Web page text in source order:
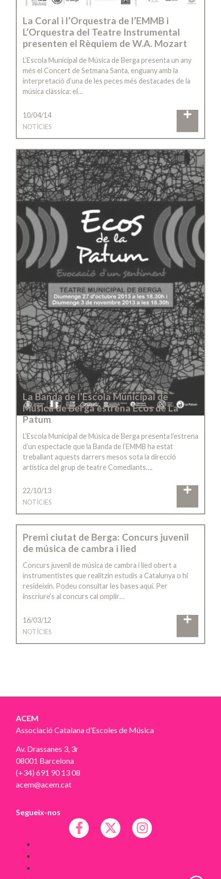
La Coral i l’Orquestra de l’EMMB i
L’Orquestra del Teatre Instrumental
presenten el Rèquiem de W.A. Mozart
L’Escola Municipal de Música de Berga presenta un any
més el Concert de Setmana Santa, enguany amb la
interpretació d’una de les peces més destacades de la
música clàssica: el…
10/04/14
NOTÍCIES
La Banda de l’Escola Municipal de
Música de Berga estrena Ecos de La
Patum
L’Escola Municipal de Música de Berga presenta l’estrena
d’un espectacle que la Banda de l’EMMB ha estat
treballant aquests darrers mesos sota la direcció
artística del grup de teatre Comediants….
22/10/13
NOTÍCIES
Premi ciutat de Berga: Concurs juvenil
de música de cambra i lied
Concurs juvenil de música de cambra i lied obert a
instrumentistes que realitzin estudis a Catalunya o hi
resideixin. Podeu consultar les bases aquí. Per
inscriure’s al concurs cal omplir…
16/03/12
NOTÍCIES
ACEM
Associació Catalana d’Escoles de Música
Av. Drassanes 3, 3r
08001 Barcelona
(+34) 691 90 13 08
acem@acem.cat
Segueix-nos